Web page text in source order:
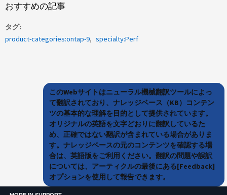
おすすめの記事
タグ
product-categories:ontap-9
specialty:Perf
このWebサイトはニューラル機械翻訳ツールによっ
て翻訳されており、ナレッジベース（KB）コンテン
ツの基本的な理解を目的として提供されています。
オリジナルの英語を文字どおりに翻訳しているた
め、正確ではない翻訳が含まれている場合がありま
す。ナレッジベースの元のコンテンツを確認する場
合は、英語版をご利用ください。翻訳の問題や誤訳
については、アーティクルの最後にある[Feedback]
オプションを使用して報告できます。